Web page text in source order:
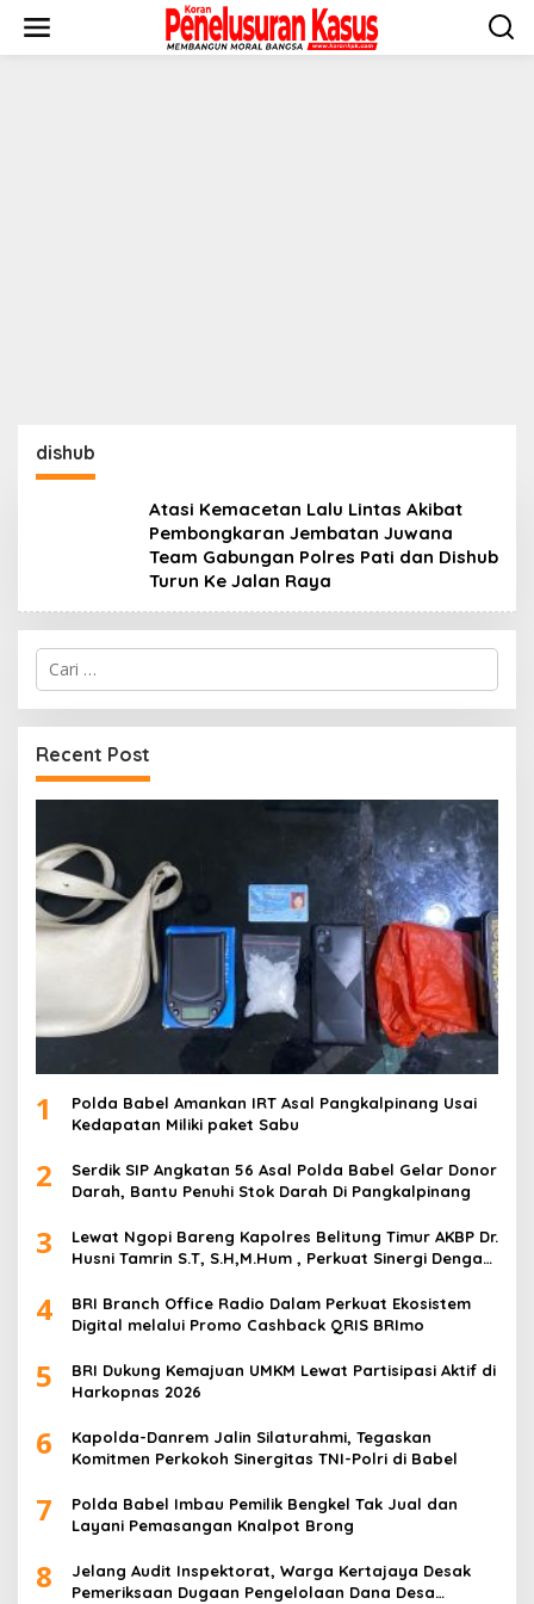
konten
dishub
Atasi Kemacetan Lalu Lintas Akibat
Pembongkaran Jembatan Juwana
Team Gabungan Polres Pati dan Dishub
Turun Ke Jalan Raya
Cari
untuk:
Recent Post
1
Polda Babel Amankan IRT Asal Pangkalpinang Usai
Kedapatan Miliki paket Sabu
2
Serdik SIP Angkatan 56 Asal Polda Babel Gelar Donor
Darah, Bantu Penuhi Stok Darah Di Pangkalpinang
3
Lewat Ngopi Bareng Kapolres Belitung Timur AKBP Dr.
Husni Tamrin S.T, S.H,M.Hum , Perkuat Sinergi Dengan
4
BRI Branch Office Radio Dalam Perkuat Ekosistem
Digital melalui Promo Cashback QRIS BRImo
5
BRI Dukung Kemajuan UMKM Lewat Partisipasi Aktif di
Harkopnas 2026
6
Kapolda-Danrem Jalin Silaturahmi, Tegaskan
Komitmen Perkokoh Sinergitas TNI-Polri di Babel
7
Polda Babel Imbau Pemilik Bengkel Tak Jual dan
Layani Pemasangan Knalpot Brong
8
Jelang Audit Inspektorat, Warga Kertajaya Desak
Pemeriksaan Dugaan Pengelolaan Dana Desa